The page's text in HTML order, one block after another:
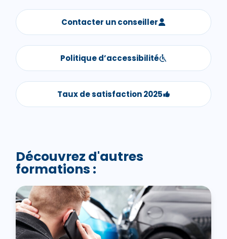
Contacter un conseiller
Politique d’accessibilité
Taux de satisfaction 2025
Découvrez d'autres
formations :